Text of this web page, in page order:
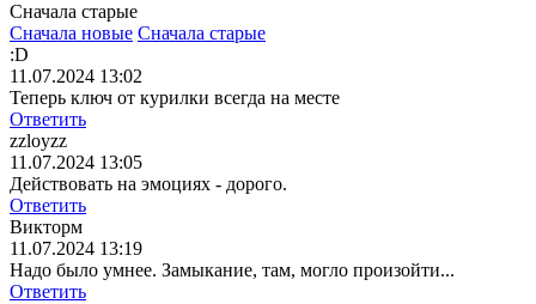
Сначала старые
Сначала новые Сначала старые
:D
11.07.2024 13:02
Теперь ключ от курилки всегда на месте
Ответить
zzloyzz
11.07.2024 13:05
Действовать на эмоциях - дорого.
Ответить
Викторм
11.07.2024 13:19
Надо было умнее. Замыкание, там, могло произойти...
Ответить